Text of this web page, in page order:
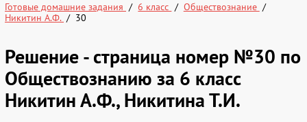
Готовые домашние задания 6 класс
Обществознание
Никитин А.Ф.
30
Решение - страница номер №30 по
Обществознанию за 6 класс
Никитин А.Ф., Никитина Т.И.